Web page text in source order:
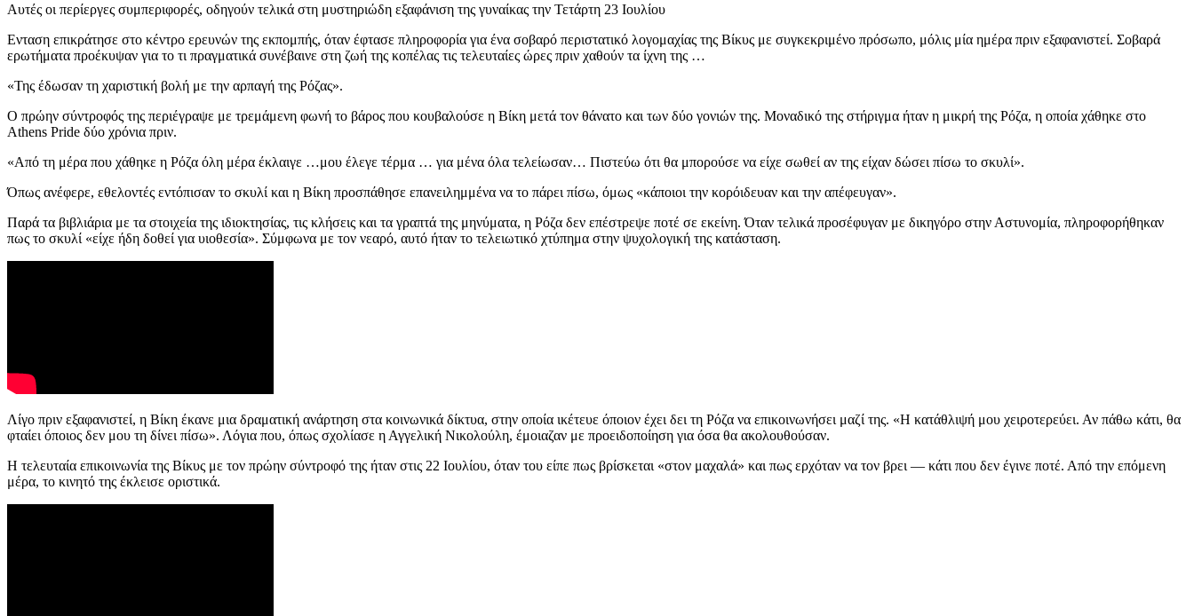
Αυτές οι περίεργες συμπεριφορές, οδηγούν τελικά στη μυστηριώδη εξαφάνιση της γυναίκας την Τετάρτη 23 Ιουλίου
Ενταση επικράτησε στο κέντρο ερευνών της εκπομπής, όταν έφτασε πληροφορία για ένα σοβαρό περιστατικό λογομαχίας της Βίκυς με συγκεκριμένο πρόσωπο, μόλις μία ημέρα πριν εξαφανιστεί. Σοβαρά
ερωτήματα προέκυψαν για το τι πραγματικά συνέβαινε στη ζωή της κοπέλας τις τελευταίες ώρες πριν χαθούν τα ίχνη της …
«Της έδωσαν τη χαριστική βολή με την αρπαγή της Ρόζας».
Ο πρώην σύντροφός της περιέγραψε με τρεμάμενη φωνή το βάρος που κουβαλούσε η Βίκη μετά τον θάνατο και των δύο γονιών της. Μοναδικό της στήριγμα ήταν η μικρή της Ρόζα, η οποία χάθηκε στο
Athens Pride δύο χρόνια πριν.
«Από τη μέρα που χάθηκε η Ρόζα όλη μέρα έκλαιγε …μου έλεγε τέρμα … για μένα όλα τελείωσαν… Πιστεύω ότι θα μπορούσε να είχε σωθεί αν της είχαν δώσει πίσω το σκυλί».
Όπως ανέφερε, εθελοντές εντόπισαν το σκυλί και η Βίκη προσπάθησε επανειλημμένα να το πάρει πίσω, όμως «κάποιοι την κορόιδευαν και την απέφευγαν».
Παρά τα βιβλιάρια με τα στοιχεία της ιδιοκτησίας, τις κλήσεις και τα γραπτά της μηνύματα, η Ρόζα δεν επέστρεψε ποτέ σε εκείνη. Όταν τελικά προσέφυγαν με δικηγόρο στην Αστυνομία, πληροφορήθηκαν
πως το σκυλί «είχε ήδη δοθεί για υιοθεσία». Σύμφωνα με τον νεαρό, αυτό ήταν το τελειωτικό χτύπημα στην ψυχολογική της κατάσταση.
Λίγο πριν εξαφανιστεί, η Βίκη έκανε μια δραματική ανάρτηση στα κοινωνικά δίκτυα, στην οποία ικέτευε όποιον έχει δει τη Ρόζα να επικοινωνήσει μαζί της. «Η κατάθλιψή μου χειροτερεύει. Αν πάθω κάτι, θα
φταίει όποιος δεν μου τη δίνει πίσω». Λόγια που, όπως σχολίασε η Αγγελική Νικολούλη, έμοιαζαν με προειδοποίηση για όσα θα ακολουθούσαν.
Η τελευταία επικοινωνία της Βίκυς με τον πρώην σύντροφό της ήταν στις 22 Ιουλίου, όταν του είπε πως βρίσκεται «στον μαχαλά» και πως ερχόταν να τον βρει — κάτι που δεν έγινε ποτέ. Από την επόμενη
μέρα, το κινητό της έκλεισε οριστικά.